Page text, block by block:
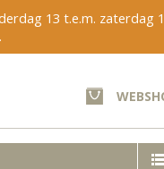
13 t.e.m. zaterdag